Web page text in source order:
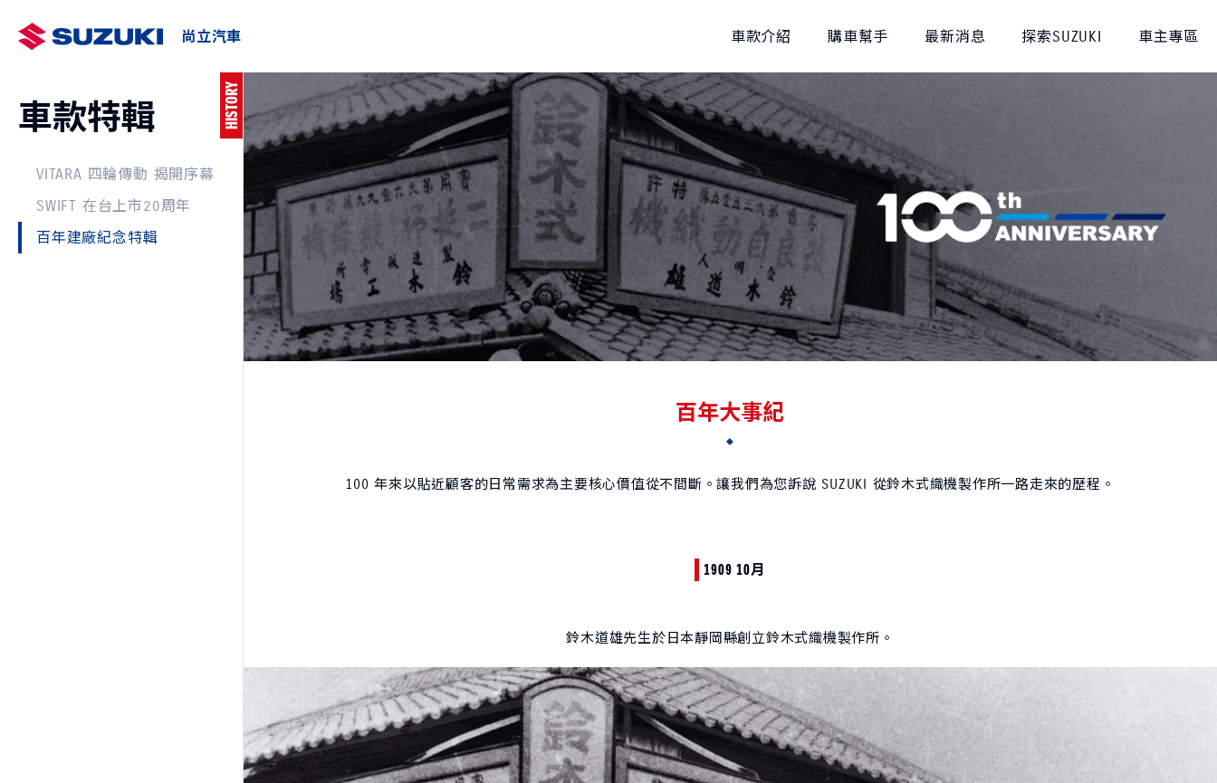
尚立汽車 車款介紹
e VITARA NT$1,150,000起 THE NEW Jimny NT$849,000起 VITARA NT$1,040,000起 S-CROSS
購車幫手
預約試乘 線上賞車 據點資訊 購車試算 車款比較
最新消息
購車優惠 車主活動 品牌新知 公告訊息 召回公告
探索SUZUKI
車款特輯 研究開發 動力科技與安全配備
車主專區
車主APP 新車車主調查 原廠精品 預約保修 車主登入
車款特輯 HISTORY
VITARA 四輪傳動 揭開序幕
SWIFT 在台上市20周年
百年建廠紀念特輯
百年大事紀
100 年來以貼近顧客的日常需求為主要核心價值從不間斷。讓我們為您訴說 SUZUKI 從鈴木式織機製作所一路走來的歷程。
1909 10月
鈴木道雄先生於日本靜岡縣創立鈴木式織機製作所。